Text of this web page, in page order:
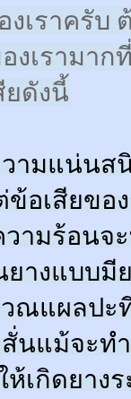
เราครับ
งเรามา
ดังนี้
ามแน่นส
อเสียขอ
ามร้อนจ
างแบบมี
วณแผลป
นแม้จะท
ห้เกิดยา